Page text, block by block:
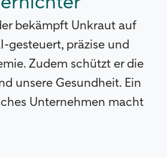
bekämpft Unkraut auf
gesteuert, präzise und
Zudem schützt er die
unsere Gesundheit. Ein
Unternehmen macht